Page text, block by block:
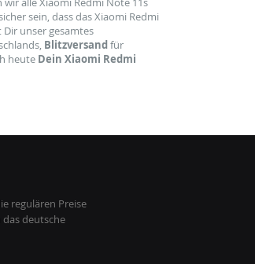
sein, dass das Xiaomi Redmi
Dir unser gesamtes
Blitzversandfür
heute Dein Xiaomi Redmi
regulären Preise
deutsche